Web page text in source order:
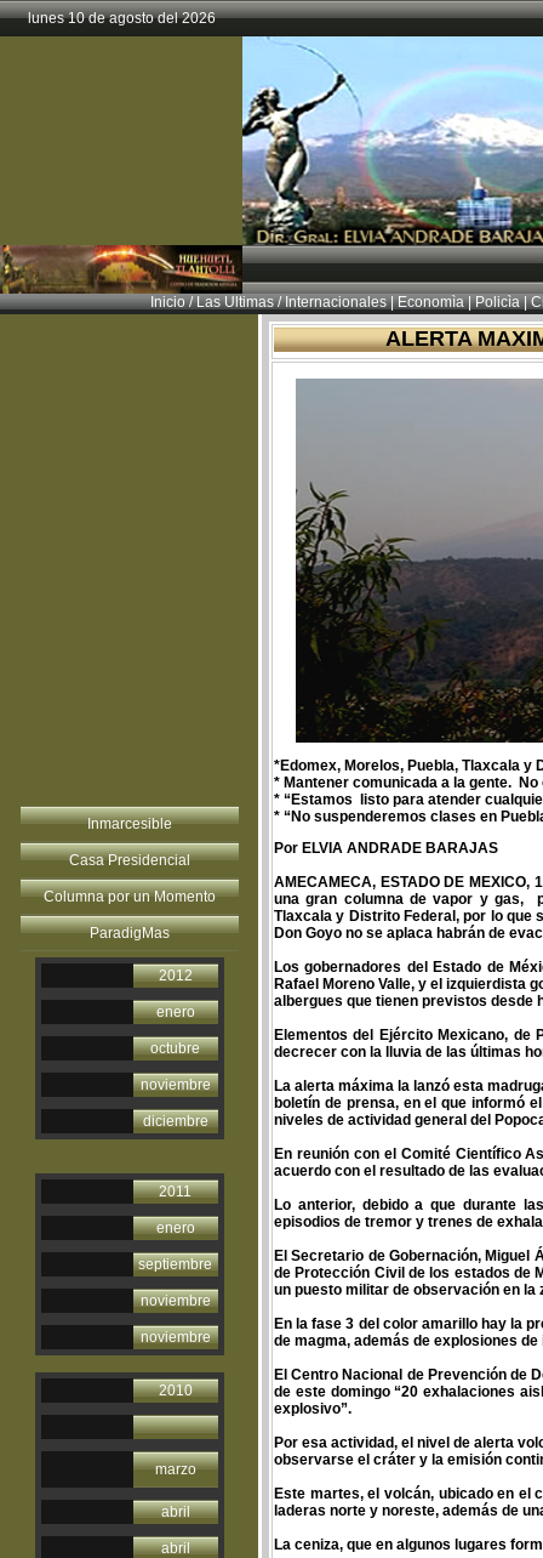
lunes 10 de agosto del 2026
Inicio/Las Ultimas/Internacionales|Economìa|Policìa|
Inmarcesible
Casa Presidencial
Columna por un Momento
ParadigMas
2012
enero
octubre
noviembre
diciembre
2011
enero
septiembre
noviembre
noviembre
2010
marzo
abril
abril
ALERTA
*Edomex, Morelos, Puebla, Tlaxcala
* Mantener comunicada a la gente.
* “Estamos listo para atender
* “No suspenderemos clases en
Por ELVIA ANDRADE BARAJAS
AMECAMECA, ESTADO DE
una gran columna de vapor y gas,
Tlaxcala y Distrito Federal, por lo
Don Goyo no se aplaca habrán de
Los gobernadores del Estado de
Rafael Moreno Valle, y el izquierdista
albergues que tienen previstos desde
Elementos del Ejército Mexicano,
decrecer con la lluvia de las últimas
La alerta máxima la lanzó esta
boletín de prensa, en el que informó
niveles de actividad general del
En reunión con el Comité Científico
acuerdo con el resultado de las
Lo anterior, debido a que durante
episodios de tremor y trenes de
El Secretario de Gobernación,
de Protección Civil de los estados de
un puesto militar de observación en la
En la fase 3 del color amarillo hay la
de magma, además de explosiones
El Centro Nacional de Prevención de
de este domingo “20 exhalaciones
explosivo”.
Por esa actividad, el nivel de alerta
observarse el cráter y la emisión
Este martes, el volcán, ubicado en el
laderas norte y noreste, además de
La ceniza, que en algunos lugares